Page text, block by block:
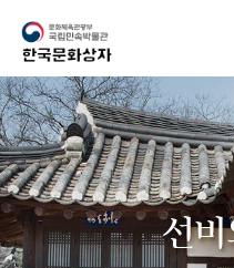
선